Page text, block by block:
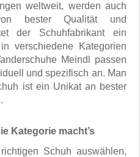
weltweit, werden auch
bester Qualität und
der Schuhfabrikant ein
verschiedene Kategorien
Meindl passen
und spezifisch an. Man
ist ein Unikat an bester
Kategorie macht’s
Schuh auswählen,